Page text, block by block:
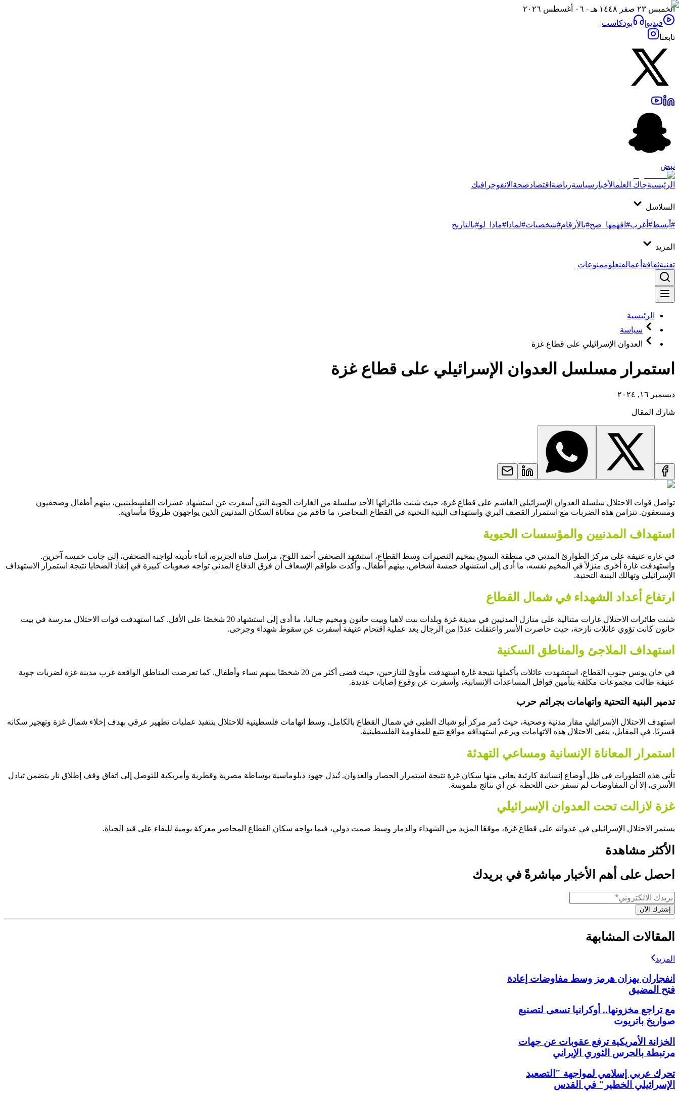
الخميس ٢٣ صفر ١٤٤٨ هـ - ٠٦ أغسطس ٢٠٢٦
فيديو| بودكاست|
تابعنا
نبض
الرئيسيةجاك العلمالأخبار سياسةرياضة اقتصادصحة الانفوجرافيك
السلاسل
#أبسط#أغرب#افهمها_صح#بالأرقام#شخصيات#لماذا #ماذا_لو#بالتاريخ
المزيد
تقنيةثقافة أعمالفنعلوممنوعات
الرئيسية
سياسة
العدوان الإسرائيلي على قطاع غزة
استمرار مسلسل العدوان الإسرائيلي على قطاع غزة
ديسمبر ١٦, ٢٠٢٤
شارك المقال
تواصل قوات الاحتلال سلسلة العدوان الإسرائيلي الغاشم على قطاع غزة، حيث شنت طائراتها الأحد سلسلة من الغارات الجوية التي أسفرت عن استشهاد عشرات الفلسطينيين، بينهم أطفال وصحفيون
ومسعفون. تتزامن هذه الضربات مع استمرار القصف البري واستهداف البنية التحتية في القطاع المحاصر، ما فاقم من معاناة السكان المدنيين الذين يواجهون ظروفًا مأساوية.
استهداف المدنيين والمؤسسات الحيوية
في غارة عنيفة على مركز الطوارئ المدني في منطقة السوق بمخيم النصيرات وسط القطاع، استشهد الصحفي أحمد اللوح، مراسل قناة الجزيرة، أثناء تأديته لواجبه الصحفي، إلى جانب خمسة آخرين.
واستهدفت غارة أخرى منزلاً في المخيم نفسه، ما أدى إلى استشهاد خمسة أشخاص، بينهم أطفال. وأكدت طواقم الإسعاف أن فرق الدفاع المدني تواجه صعوبات كبيرة في إنقاذ الضحايا نتيجة استمرار الاستهداف
الإسرائيلي وتهالك البنية التحتية.
ارتفاع أعداد الشهداء في شمال القطاع
شنت طائرات الاحتلال غارات متتالية على منازل المدنيين في مدينة غزة وبلدات بيت لاهيا وبيت حانون ومخيم جباليا، ما أدى إلى استشهاد 20 شخصًا على الأقل. كما استهدفت قوات الاحتلال مدرسة في بيت
حانون كانت تؤوي عائلات نازحة، حيث حاصرت الأسر واعتقلت عددًا من الرجال بعد عملية اقتحام عنيفة أسفرت عن سقوط شهداء وجرحى.
استهداف الملاجئ والمناطق السكنية
في خان يونس جنوب القطاع، استشهدت عائلات بأكملها نتيجة غارة استهدفت مأوىً للنازحين، حيث قضى أكثر من 20 شخصًا بينهم نساء وأطفال. كما تعرضت المناطق الواقعة غرب مدينة غزة لضربات جوية
عنيفة طالت مجموعات مكلفة بتأمين قوافل المساعدات الإنسانية، وأسفرت عن وقوع إصابات عديدة.
تدمير البنية التحتية واتهامات بجرائم حرب
استهدف الاحتلال الإسرائيلي مقار مدنية وصحية، حيث دُمر مركز أبو شباك الطبي في شمال القطاع بالكامل، وسط اتهامات فلسطينية للاحتلال بتنفيذ عمليات تطهير عرقي بهدف إخلاء شمال غزة وتهجير سكانه
قسريًا. في المقابل، ينفي الاحتلال هذه الاتهامات ويزعم استهدافه مواقع تتبع للمقاومة الفلسطينية.
استمرار المعاناة الإنسانية ومساعي التهدئة
تأتي هذه التطورات في ظل أوضاع إنسانية كارثية يعاني منها سكان غزة نتيجة استمرار الحصار والعدوان. تُبذل جهود دبلوماسية بوساطة مصرية وقطرية وأمريكية للتوصل إلى اتفاق وقف إطلاق نار يتضمن تبادل
الأسرى، إلا أن المفاوضات لم تسفر حتى اللحظة عن أي نتائج ملموسة.
غزة لازالت تحت العدوان الإسرائيلي
يستمر الاحتلال الإسرائيلي في عدوانه على قطاع غزة، موقعًا المزيد من الشهداء والدمار وسط صمت دولي، فيما يواجه سكان القطاع المحاصر معركة يومية للبقاء على قيد الحياة.
الأكثر مشاهدة
احصل على أهم الأخبار مباشرةً في بريدك
إشترك الآن
المقالات المشابهة
المزيد
انفجاران يهزان هرمز وسط مفاوضات إعادة
فتح المضيق
مع تراجع مخزونها.. أوكرانيا تسعى لتصنيع
صواريخ باتريوت
الخزانة الأمريكية ترفع عقوبات عن جهات
مرتبطة بالحرس الثوري الإيراني
تحرك عربي إسلامي لمواجهة "التصعيد
الإسرائيلي الخطير" في القدس